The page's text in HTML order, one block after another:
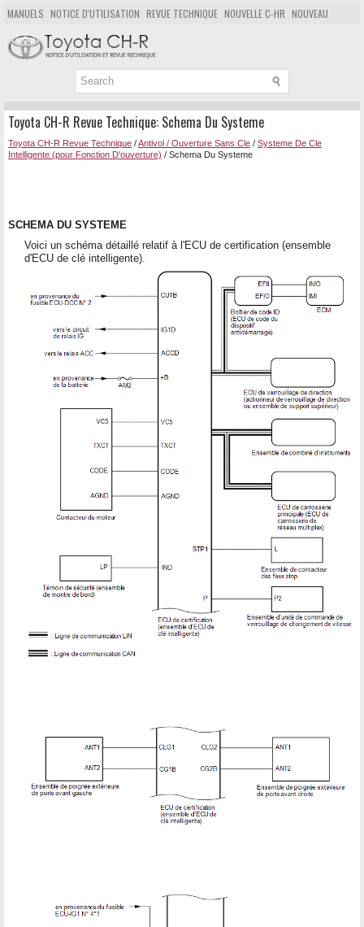
MANUELS NOTICE D'UTILISATION REVUE TECHNIQUE NOUVELLE C-HR NOUVEAU
POPULAIRE
PLAN DU SITE CHERCHER
Toyota CH-R Revue Technique: Schema Du Systeme
Toyota CH-R Revue Technique /Antivol / Ouverture Sans Cle / Systeme De Cle
Intelligente (pour Fonction D'ouverture) / Schema Du Systeme
SCHEMA DU SYSTEME
Voici un schéma détaillé relatif à l'ECU de certification (ensemble
d'ECU de clé intelligente).